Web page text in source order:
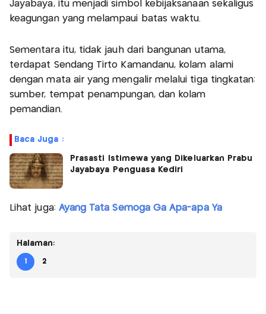
Jayabaya, itu menjadi simbol kebijaksanaan sekaligus
keagungan yang melampaui batas waktu.
Sementara itu, tidak jauh dari bangunan utama,
terdapat Sendang Tirto Kamandanu, kolam alami
dengan mata air yang mengalir melalui tiga tingkatan:
sumber, tempat penampungan, dan kolam
pemandian.
Baca Juga :
Prasasti Istimewa yang Dikeluarkan Prabu
Jayabaya Penguasa Kediri
Lihat juga: Ayang Tata Semoga Ga Apa-apa Ya
Halaman:
1 2